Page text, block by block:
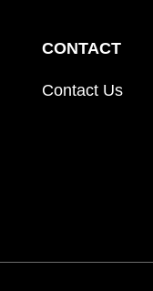
CONTACT
Contact Us